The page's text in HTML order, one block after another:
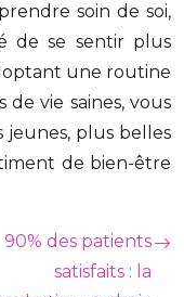
soin de soi,
de se sentir plus
une routine
vie saines, vous
plus belles
de bien-être
90% des patients
satisfaits : la